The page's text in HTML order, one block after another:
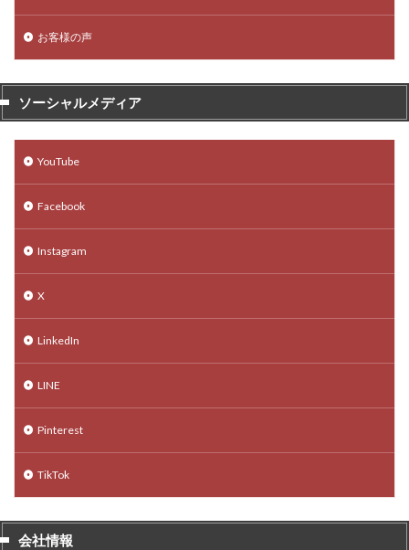
お客様の声
ソーシャルメディア
YouTube
Facebook
Instagram
X
LinkedIn
LINE
Pinterest
TikTok
会社情報